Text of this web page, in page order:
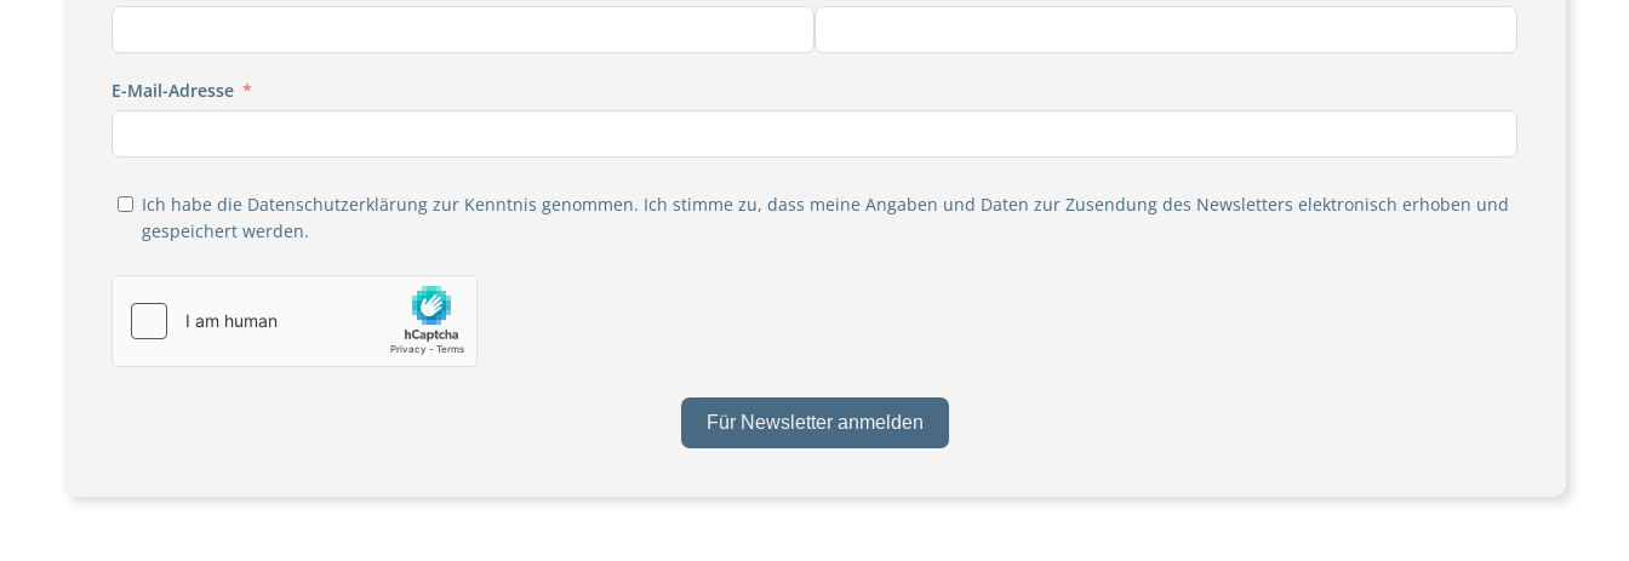
E-Mail-Adresse
Ich habe die Datenschutzerklärung zur Kenntnis genommen. Ich stimme zu, dass meine Angaben und Daten zur Zusendung des Newsletters elektronisch erhoben und
gespeichert werden.
Für Newsletter anmelden